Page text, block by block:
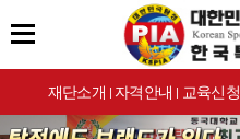
재단소개 | 자격안내 | 교육신청